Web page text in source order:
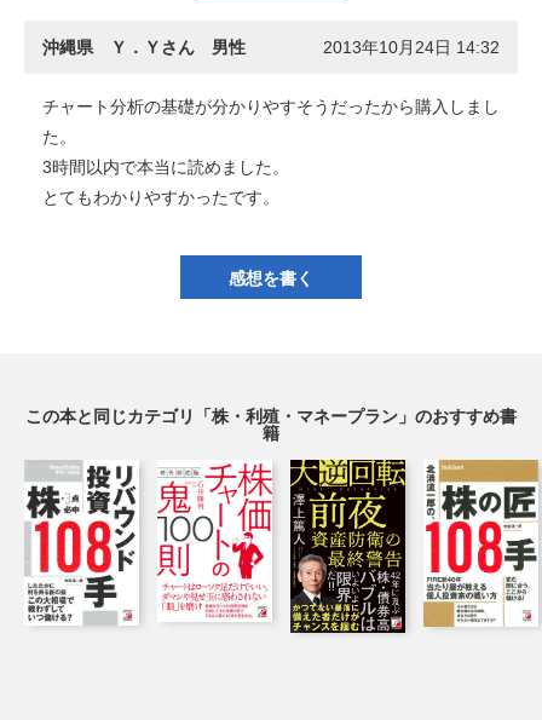
沖縄県 Ｙ．Ｙさん 男性 2013年10月24日 14:32
チャート分析の基礎が分かりやすそうだったから購入しまし
た。
3時間以内で本当に読めました。
とてもわかりやすかったです。
感想を書く
この本と同じカテゴリ「株・利殖・マネープラン」のおすすめ書
籍